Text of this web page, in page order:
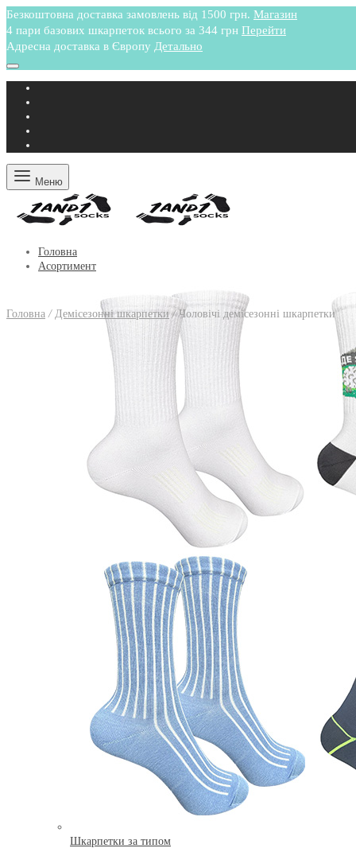
Безкоштовна доставка замовлень від 1500 грн. Магазин
4 пари базових шкарпеток всього за 344 грн Перейти
Адресна доставка в Європу Детально
Меню
Головна
Асортимент
Шкарпетки за типом
Головна / Демісезонні шкарпетки /Чоловічі демісезонні шкарпетки